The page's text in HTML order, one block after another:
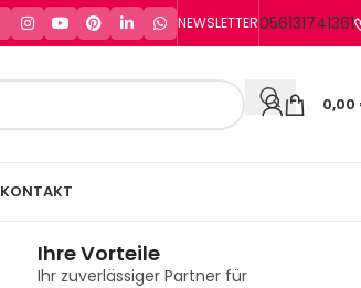
NEWSLETTER056131741361
0,00
KONTAKT
Ihre Vorteile
Ihr zuverlässiger Partner für